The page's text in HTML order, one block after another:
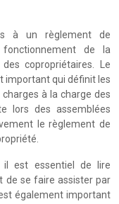
à un règlement de
de la
copropriétaires. Le
important qui définit les
à la charge des
lors des assemblées
le règlement de
il est essentiel de lire
de se faire assister par
également important